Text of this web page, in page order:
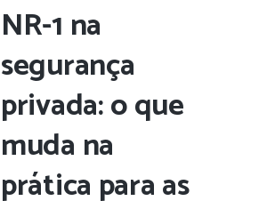
NR-1 na
segurança
privada: o que
muda na
prática para as